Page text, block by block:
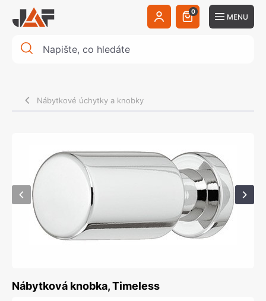
0
MENU
Nábytkové úchytky a knobky
Nábytková knobka, Timeless